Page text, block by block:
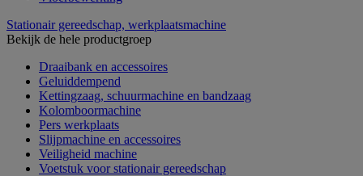
Stationair gereedschap, werkplaatsmachine
Bekijk de hele productgroep
Draaibank en accessoires
Geluiddempend
Kettingzaag, schuurmachine en bandzaag
Kolomboormachine
Pers werkplaats
Slijpmachine en accessoires
Veiligheid machine
Voetstuk voor stationair gereedschap